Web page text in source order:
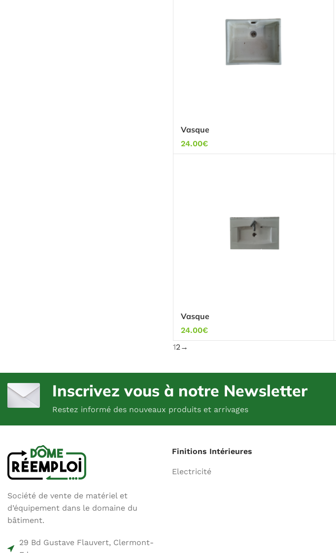
Vasque
24.00€
Vasque
24.00€
12 →
Inscrivez vous à notre Newsletter
Restez informé des nouveaux produits et arrivages
Société de vente de matériel et
d’équipement dans le domaine du
bâtiment.
29 Bd Gustave Flauvert, Clermont-
Finitions Intérieures
Electricité